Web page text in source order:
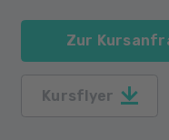
Zur
Kursflyer